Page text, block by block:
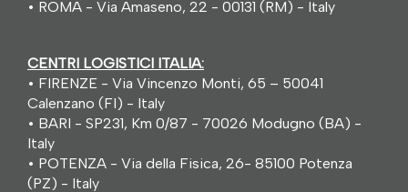
• ROMA - Via Amaseno, 22 - 00131 (RM) - Italy
CENTRI LOGISTICI ITALIA:
• FIRENZE - Via Vincenzo Monti, 65 – 50041
Calenzano (FI) - Italy
• BARI - SP231, Km 0/87 - 70026 Modugno (BA) -
Italy
• POTENZA - Via della Fisica, 26- 85100 Potenza
(PZ) - Italy